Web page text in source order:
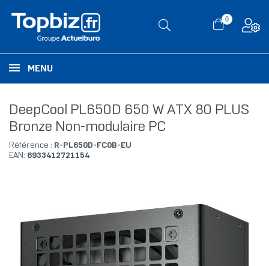
0
MENU
DeepCool PL650D 650 W ATX 80 PLUS
Bronze Non-modulaire PC
Référence : R-PL650D-FC0B-EU
EAN: 6933412721154